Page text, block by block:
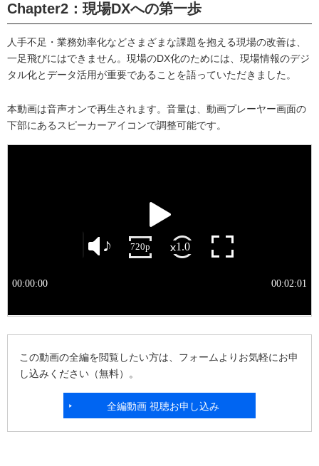
Chapter2：現場DXへの第一歩
人手不足・業務効率化などさまざまな課題を抱える現場の改善は、
一足飛びにはできません。現場のDX化のためには、現場情報のデジ
タル化とデータ活用が重要であることを語っていただきました。
本動画は音声オンで再生されます。音量は、動画プレーヤー画面の
下部にあるスピーカーアイコンで調整可能です。
この動画の全編を閲覧したい方は、フォームよりお気軽にお申
し込みください（無料）。
全編動画 視聴お申し込み